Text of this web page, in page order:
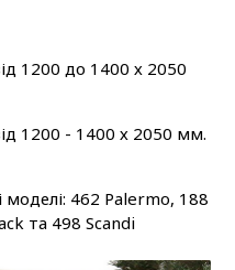
1200 до 1400 х 2050
1200 - 1400 х 2050 мм.
моделі: 462 Palermo, 188
та 498 Scandi